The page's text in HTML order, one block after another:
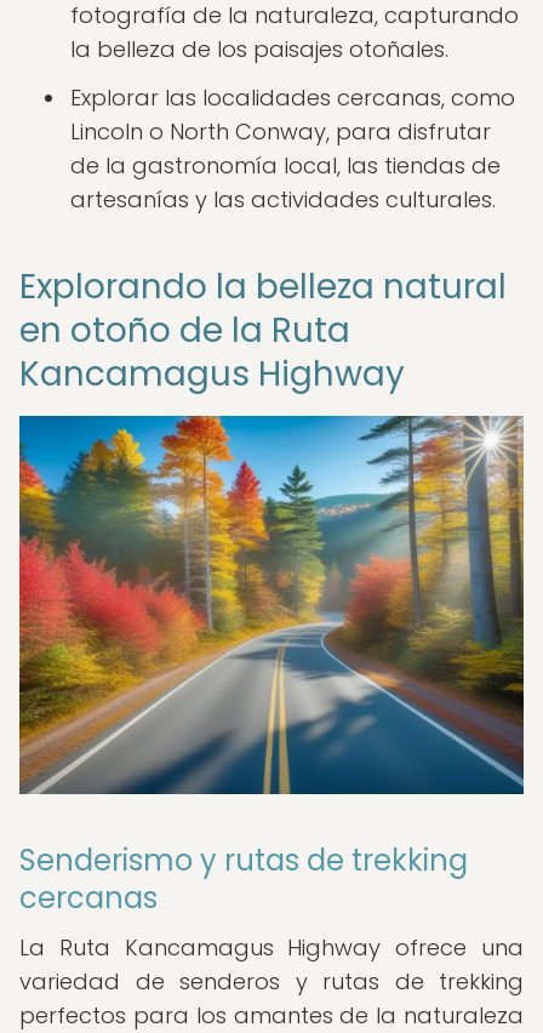
fotografía de la naturaleza, capturando
la belleza de los paisajes otoñales.
Explorar las localidades cercanas, como
Lincoln o North Conway, para disfrutar
de la gastronomía local, las tiendas de
artesanías y las actividades culturales.
Explorando la belleza natural
en otoño de la Ruta
Kancamagus Highway
Senderismo y rutas de trekking
cercanas
La Ruta Kancamagus Highway ofrece una
variedad de senderos y rutas de trekking
perfectos para los amantes de la naturaleza